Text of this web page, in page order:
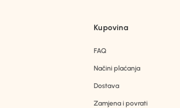
Kupovina
FAQ
Načini plaćanja
Dostava
Zamjena i povrati